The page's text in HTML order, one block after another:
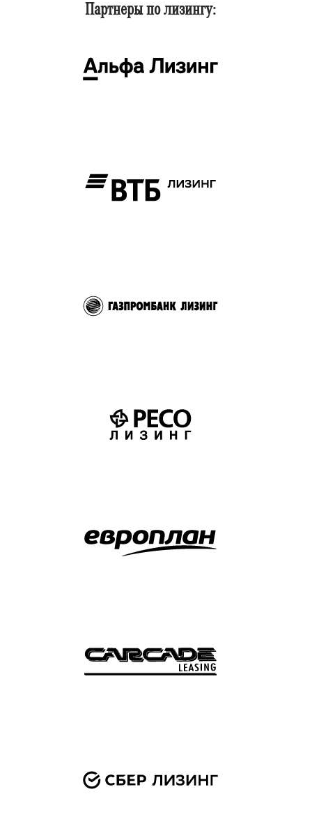
Партнеры по лизингу:
Диагностика автомобиля перед покупкой за 10 000 ₽